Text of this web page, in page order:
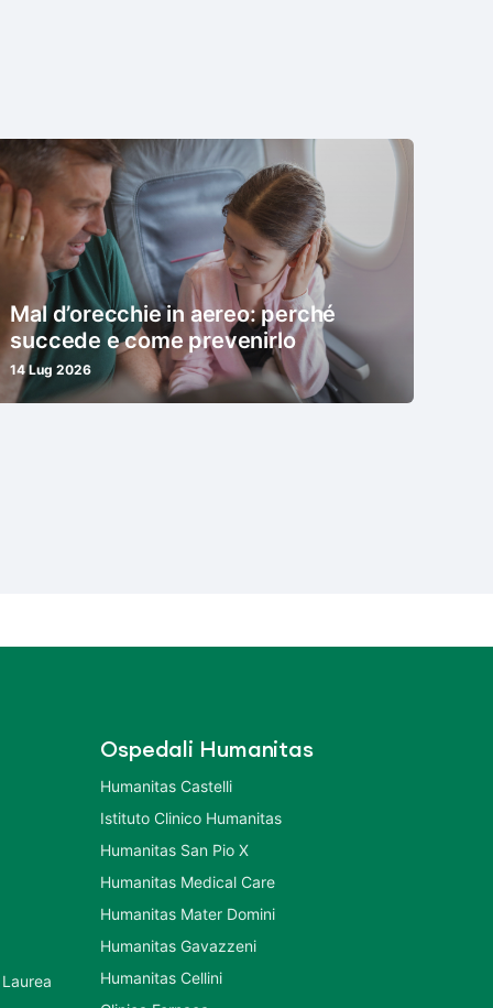
Mal d’orecchie in aereo: perché
succede e come prevenirlo
14 Lug 2026
Ospedali Humanitas
Humanitas Castelli
Istituto Clinico Humanitas
Humanitas San Pio X
Humanitas Medical Care
Humanitas Mater Domini
Humanitas Gavazzeni
Humanitas Cellini